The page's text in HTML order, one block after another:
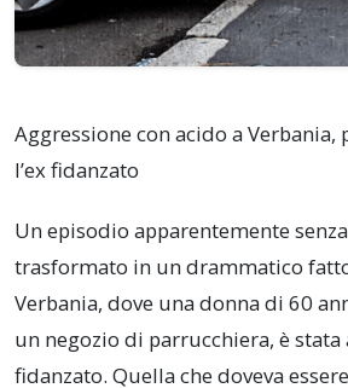
Aggressione con acido a Verbania,
l’ex fidanzato
Un episodio apparentemente
trasformato in un drammatico
Verbania, dove una donna di 60
un negozio di parrucchiera, è stata
fidanzato. Quella che doveva